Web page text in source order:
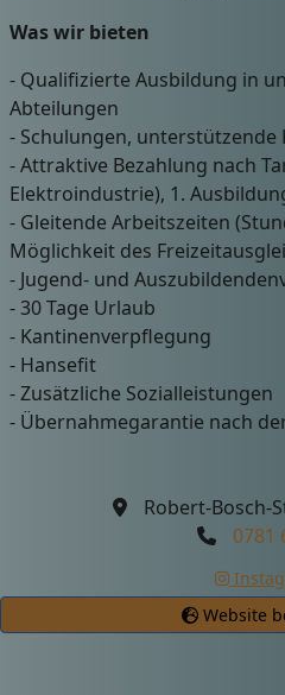
Was wir bieten
- Qualifizierte Ausbildung in
Abteilungen
- Schulungen, unterstützende
- Attraktive Bezahlung nach
Elektroindustrie), 1.
- Gleitende Arbeitszeiten
Möglichkeit des
- Jugend- und
- 30 Tage Urlaub
- Kantinenverpflegung
- Hansefit
- Zusätzliche Sozialleistungen
- Übernahmegarantie nach
Robert-Bosch-
0781
Website